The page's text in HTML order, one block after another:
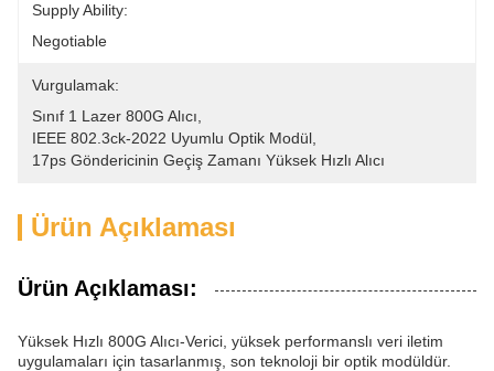
Supply Ability:
Negotiable
Vurgulamak:
Sınıf 1 Lazer 800G Alıcı
IEEE 802.3ck-2022 Uyumlu Optik Modül
17ps Göndericinin Geçiş Zamanı Yüksek Hızlı Alıcı
Ürün Açıklaması
Ürün Açıklaması:
Yüksek Hızlı 800G Alıcı-Verici, yüksek performanslı veri iletim
uygulamaları için tasarlanmış, son teknoloji bir optik modüldür.